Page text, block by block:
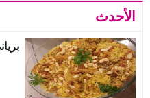
الأحدث